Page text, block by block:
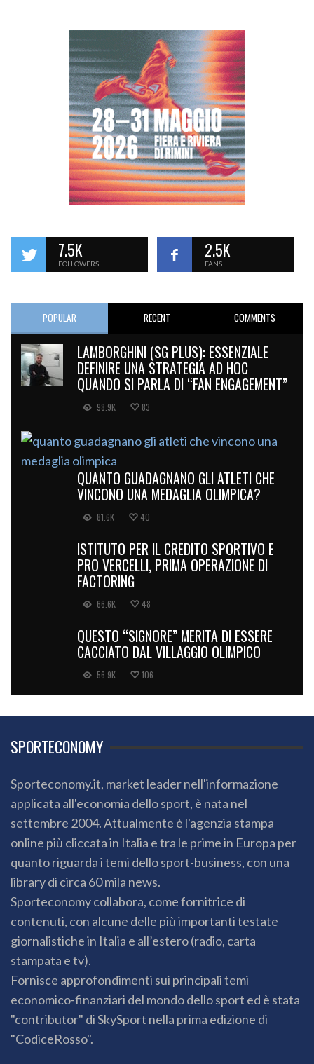
7.5K
FOLLOWERS
2.5K
FANS
POPULAR RECENT COMMENTS
LAMBORGHINI (SG PLUS): ESSENZIALE
DEFINIRE UNA STRATEGIA AD HOC
QUANDO SI PARLA DI “FAN ENGAGEMENT”
98.9K 83
QUANTO GUADAGNANO GLI ATLETI CHE
VINCONO UNA MEDAGLIA OLIMPICA?
81.6K 40
ISTITUTO PER IL CREDITO SPORTIVO E
PRO VERCELLI, PRIMA OPERAZIONE DI
FACTORING
66.6K 48
QUESTO “SIGNORE” MERITA DI ESSERE
CACCIATO DAL VILLAGGIO OLIMPICO
56.9K 106
SPORTECONOMY
Sporteconomy.it, market leader nell'informazione
applicata all'economia dello sport, è nata nel
settembre 2004. Attualmente è l'agenzia stampa
online più cliccata in Italia e tra le prime in Europa per
quanto riguarda i temi dello sport-business, con una
library di circa 60 mila news.
Sporteconomy collabora, come fornitrice di
contenuti, con alcune delle più importanti testate
giornalistiche in Italia e all’estero (radio, carta
stampata e tv).
Fornisce approfondimenti sui principali temi
economico-finanziari del mondo dello sport ed è stata
"contributor" di SkySport nella prima edizione di
"CodiceRosso".